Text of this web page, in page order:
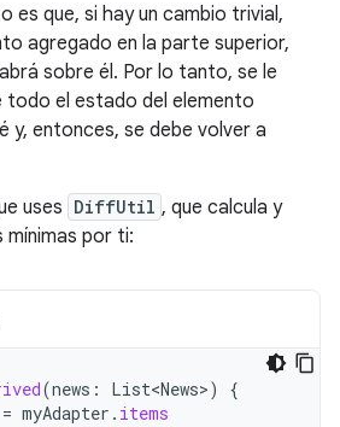
es que, si hay un cambio trivial,
agregado en la parte superior,
sobre él. Por lo tanto, se le
el estado del elemento
y, entonces, se debe volver a
uses DiffUtil , que calcula y
mínimas por ti:
(news : List<News>)
{
= myAdapter . items